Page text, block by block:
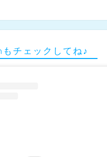
チェックしてね♪